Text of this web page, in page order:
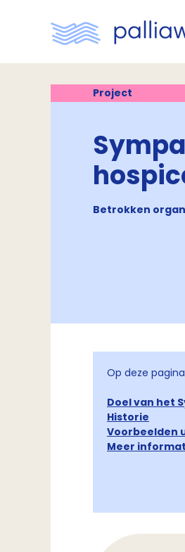
Project
Betrokken
Op deze
Doel van het
Historie
Voorbeelden
Meer